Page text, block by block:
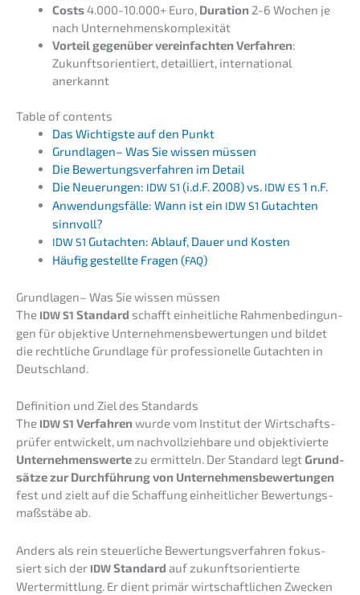
Costs4.000-10.000+ Euro, Durati­on 2-6 Wochen je
nach Unternehmenskomplexität
Vorteil gegen­über verein­fach­ten Verfah­ren:
Zukunfts­ori­en­tiert, detail­liert, inter­na­tio­nal
anerkannt
Table of contents
Das Wichtigs­te auf den Punkt
Grund­la­gen– Was Sie wissen müssen
Die Bewer­tungs­ver­fah­ren im Detail
Die Neuerun­gen: IDWS1 (i.d.F. 2008) vs. IDW ES 1 n.F.
Anwen­dungs­fäl­le: Wann ist ein IDWS1 Gutach­ten
sinnvoll?
IDWS1 Gutach­ten: Ablauf, Dauer und Kosten
Häufig gestell­te Fragen (FAQ)
Grund­la­gen– Was Sie wissen müssen
The IDWS1 Standard schafft einheit­li­che Rahmen­be­din­gun­
gen für objek­ti­ve Unter­neh­mens­be­wer­tun­gen und bildet
die recht­li­che Grund­la­ge für profes­sio­nel­le Gutach­ten in
Deutschland.
Defini­ti­on und Ziel des Standards
The IDWS1 Verfah­ren wurde vom Insti­tut der Wirtschafts­
prü­fer entwi­ckelt, um nachvoll­zieh­ba­re und objek­ti­vier­te
Unter­neh­mens­wer­te zu ermit­teln. Der Standard legtGrund­
sät­ze zur Durch­füh­rung von Unter­neh­mens­be­wer­tun­gen
fest und zielt auf die Schaf­fung einheit­li­cher Bewer­tungs­
maß­stä­be ab.
Anders als rein steuer­li­che Bewer­tungs­ver­fah­ren fokus­
siert sich der IDWStandard auf zukunfts­ori­en­tier­te
Wertermitt­lung. Er dient primär wirtschaft­li­chen Zwecken